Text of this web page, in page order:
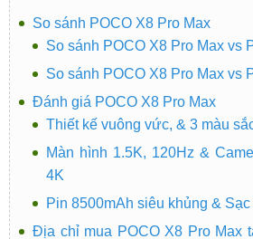
So sánh POCO X8 Pro Max
So sánh POCO X8 Pro Max vs
So sánh POCO X8 Pro Max vs
Đánh giá POCO X8 Pro Max
Thiết kế vuông vức, & 3 màu
Màn hình 1.5K, 120Hz &
4K
Pin 8500mAh siêu khủng &
Địa chỉ mua POCO X8 Pro Max